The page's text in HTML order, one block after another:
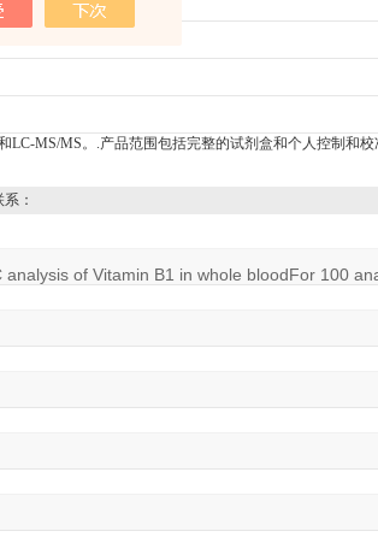
LC-MS/MS。.产品范围包括完整的试剂盒和个人控制和校
：